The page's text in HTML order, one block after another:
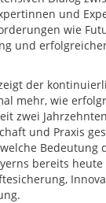
und
wie
und
der
mehr, wie
zwei
und Praxis
Bedeutung
bereits